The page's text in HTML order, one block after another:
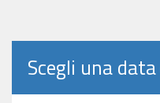
Scegli una